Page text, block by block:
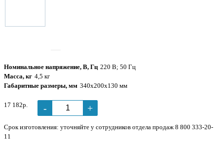
Номинальное напряжение, В, Гц 220 В; 50 Гц
Масса, кг 4,5 кг
Габаритные размеры, мм 340х200х130 мм
17 182р. - +
Срок изготовления: уточняйте у сотрудников отдела продаж 8 800 333-20-
11